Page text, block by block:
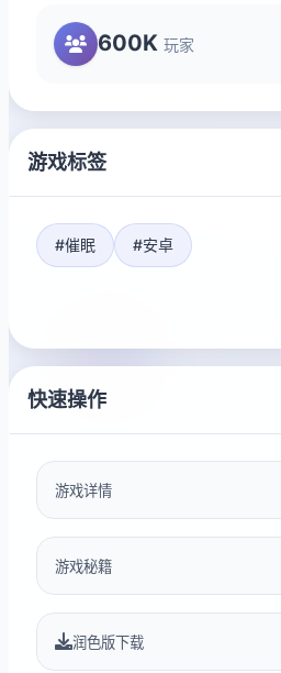
600K 玩家
游戏标签
#催眠 #安卓
快速操作
游戏详情
游戏秘籍
润色版下载